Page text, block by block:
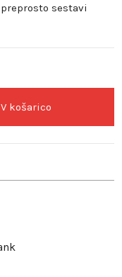
sestavi
V košarico